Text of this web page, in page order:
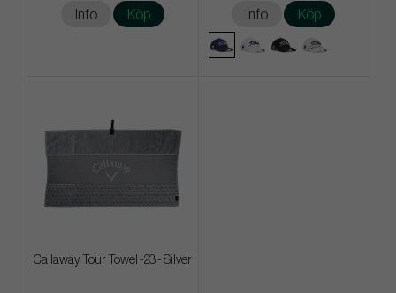
Info Köp Info Köp
Callaway Tour Towel -23 - Silver